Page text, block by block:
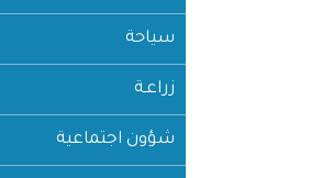
سياحة
زراعـة
شؤون اجتماعية